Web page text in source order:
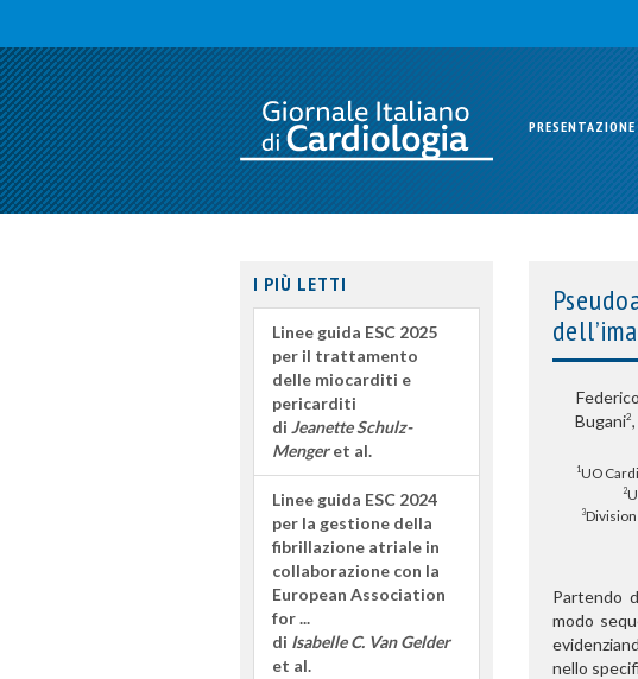
PRESENTAZIONE
Bugani2
1UO
2
3
Partendo
modo
nello
I PIÙ LETTI
Linee guida ESC 2025
per il trattamento
delle miocarditi e
pericarditi
di Jeanette Schulz-
Mengeret al.
Linee guida ESC 2024
per la gestione della
fibrillazione atriale in
collaborazione con la
European Association
for ...
di Isabelle C. Van Gelder
et al.